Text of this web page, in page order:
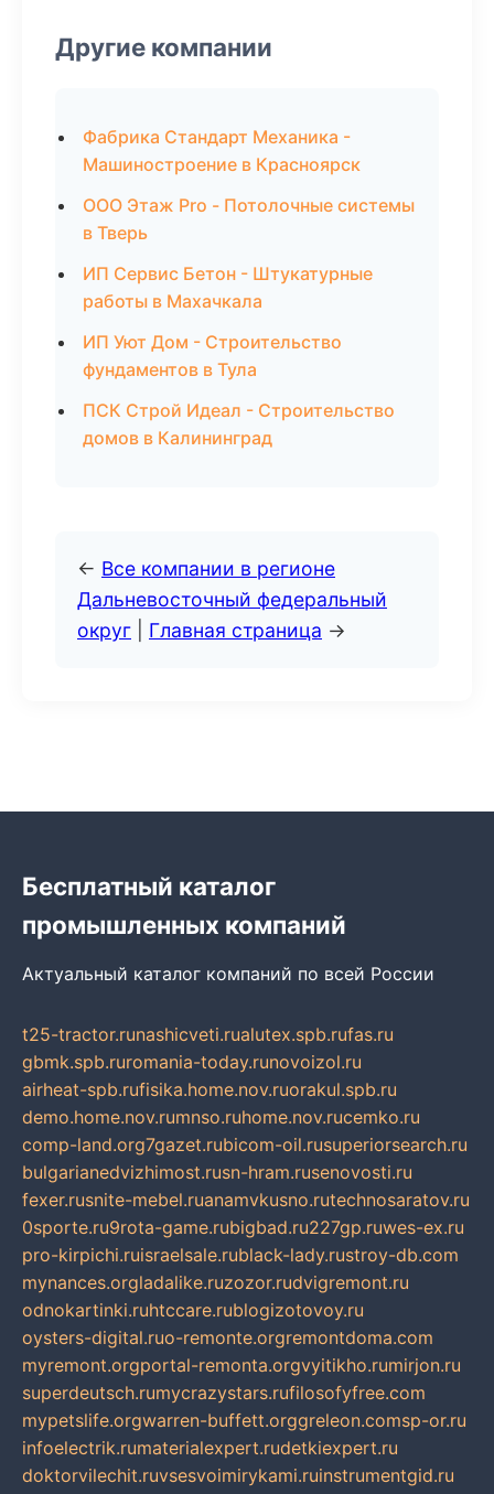
Другие компании
Фабрика Стандарт Механика -
Машиностроение в Красноярск
ООО Этаж Pro - Потолочные системы
в Тверь
ИП Сервис Бетон - Штукатурные
работы в Махачкала
ИП Уют Дом - Строительство
фундаментов в Тула
ПСК Строй Идеал - Строительство
домов в Калининград
← Все компании в регионе
Дальневосточный федеральный
округ
Главная страница →
Бесплатный каталог
промышленных компаний
Актуальный каталог компаний по всей России
t25-tractor.runashicveti.rualutex.spb.rufas.ru
gbmk.spb.ruromania-today.runovoizol.ru
airheat-spb.rufisika.home.nov.ruorakul.spb.ru
demo.home.nov.rumnso.ruhome.nov.rucemko.ru
comp-land.org7gazet.rubicom-oil.rusuperiorsearch.ru
bulgarianedvizhimost.rusn-hram.rusenovosti.ru
fexer.rusnite-mebel.ruanamvkusno.rutechnosaratov.ru
0sporte.ru9rota-game.rubigbad.ru227gp.ruwes-ex.ru
pro-kirpichi.ruisraelsale.rublack-lady.rustroy-db.com
mynances.orgladalike.ruzozor.rudvigremont.ru
odnokartinki.ruhtccare.rublogizotovoy.ru
oysters-digital.ruo-remonte.orgremontdoma.com
myremont.orgportal-remonta.orgvyitikho.rumirjon.ru
superdeutsch.rumycrazystars.rufilosofyfree.com
mypetslife.orgwarren-buffett.orggreleon.comsp-or.ru
infoelectrik.rumaterialexpert.rudetkiexpert.ru
doktorvilechit.ruvsesvoimirykami.ruinstrumentgid.ru